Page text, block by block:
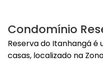
Condomínio
Reserva do Itanhangá é
casas, localizado na